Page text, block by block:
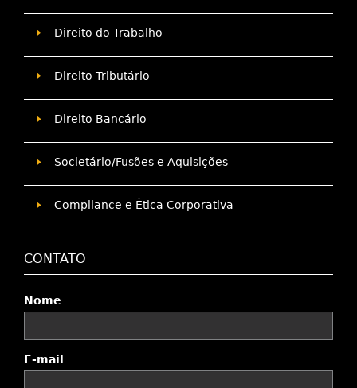
Direito do Trabalho
Direito Tributário
Direito Bancário
Societário/Fusões e Aquisições
Compliance e Ética Corporativa
CONTATO
Nome
E-mail